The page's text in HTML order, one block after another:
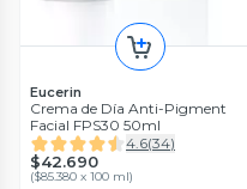
Eucerin
Crema de Día Anti-Pigment
Facial FPS30 50ml
4.6(34)
$42.690
($85.380 x 100 ml)